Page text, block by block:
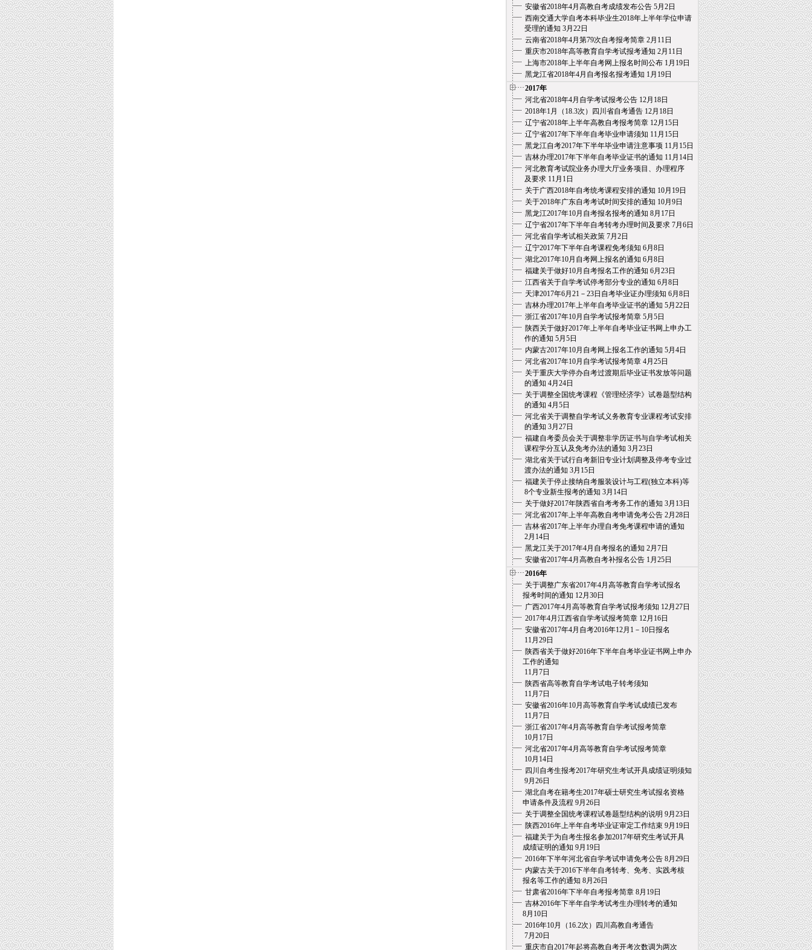
安徽省2018年4月高教自考成绩发布公告5月2日
西南交通大学自考本科毕业生2018年上半年学位申请
受理的通知 3月22日
云南省2018年4月第79次自考报考简章2月11日
重庆市2018年高等教育自学考试报考通知 2月11日
上海市2018年上半年自考网上报名时间公布1月19日
黑龙江省2018年4月自考报名报考通知 1月19日
2017年
河北省2018年4月自学考试报考公告12月18日
2018年1月（18.3次）四川省自考通告12月18日
辽宁省2018年上半年高教自考报考简章12月15日
辽宁省2017年下半年自考毕业申请须知 11月15日
黑龙江自考2017年下半年毕业申请注意事项11月15日
吉林办理2017年下半年自考毕业证书的通知 11月14日
河北教育考试院业务办理大厅业务项目、办理程序
及要求11月1日
关于广西2018年自考统考课程安排的通知 10月19日
关于2018年广东自考考试时间安排的通知 10月9日
黑龙江2017年10月自考报名报考的通知 8月17日
辽宁省2017年下半年自考转考办理时间及要求7月6日
河北省自学考试相关政策7月2日
辽宁2017年下半年自考课程免考须知 6月8日
湖北2017年10月自考网上报名的通知 6月8日
福建关于做好10月自考报名工作的通知 6月23日
江西省关于自学考试停考部分专业的通知 6月8日
天津2017年6月21－23日自考毕业证办理须知 6月8日
吉林办理2017年上半年自考毕业证书的通知 5月22日
浙江省2017年10月自学考试报考简章5月5日
陕西关于做好2017年上半年自考毕业证书网上申办工
作的通知 5月5日
内蒙古2017年10月自考网上报名工作的通知 5月4日
河北省2017年10月自学考试报考简章4月25日
关于重庆大学停办自考过渡期后毕业证书发放等问题
的通知 4月24日
关于调整全国统考课程《管理经济学》试卷题型结构
的通知 4月5日
河北省关于调整自学考试义务教育专业课程考试安排
的通知 3月27日
福建自考委员会关于调整非学历证书与自学考试相关
课程学分互认及免考办法的通知 3月23日
湖北省关于试行自考新旧专业计划调整及停考专业过
渡办法的通知 3月15日
福建关于停止接纳自考服装设计与工程(独立本科)等
8个专业新生报考的通知 3月14日
关于做好2017年陕西省自考考务工作的通知 3月13日
河北省2017年上半年高教自考申请免考公告2月28日
吉林省2017年上半年办理自考免考课程申请的通知
2月14日
黑龙江关于2017年4月自考报名的通知 2月7日
安徽省2017年4月高教自考补报名公告1月25日
2016年
关于调整广东省2017年4月高等教育自学考试报名
报考时间的通知 12月30日
广西2017年4月高等教育自学考试报考须知 12月27日
2017年4月江西省自学考试报考简章12月16日
安徽省2017年4月自考2016年12月1－10日报名
11月29日
陕西省关于做好2016年下半年自考毕业证书网上申办
工作的通知
11月7日
陕西省高等教育自学考试电子转考须知
11月7日
安徽省2016年10月高等教育自学考试成绩已发布
11月7日
浙江省2017年4月高等教育自学考试报考简章
10月17日
河北省2017年4月高等教育自学考试报考简章
10月14日
四川自考生报考2017年研究生考试开具成绩证明须知
9月26日
湖北自考在籍考生2017年硕士研究生考试报名资格
申请条件及流程 9月26日
关于调整全国统考课程试卷题型结构的说明 9月23日
陕西2016年上半年自考毕业证审定工作结束9月19日
福建关于为自考生报名参加2017年研究生考试开具
成绩证明的通知 9月19日
2016年下半年河北省自学考试申请免考公告8月29日
内蒙古关于2016下半年自考转考、免考、实践考核
报名等工作的通知 8月26日
甘肃省2016年下半年自考报考简章8月19日
吉林2016年下半年自学考试考生办理转考的通知
8月10日
2016年10月（16.2次）四川高教自考通告
7月20日
重庆市自2017年起将高教自考开考次数调为两次